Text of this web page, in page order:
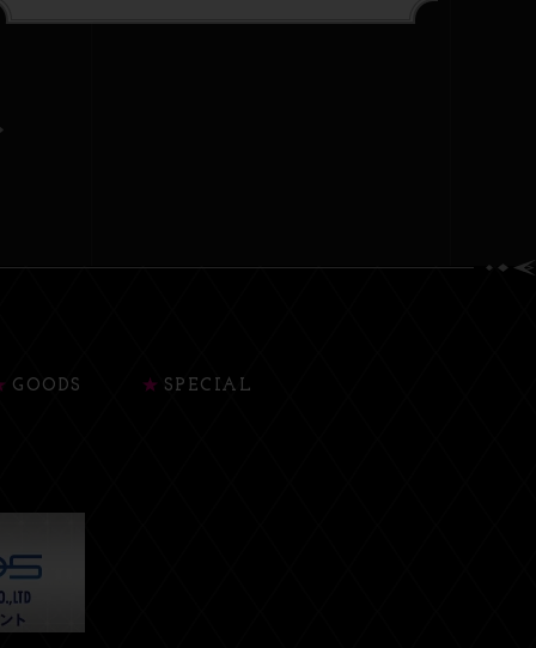
GOODS SPECIAL